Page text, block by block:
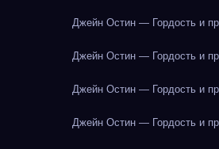
Джейн Остин — Гордость и
Джейн Остин — Гордость и
Джейн Остин — Гордость и
Джейн Остин — Гордость и